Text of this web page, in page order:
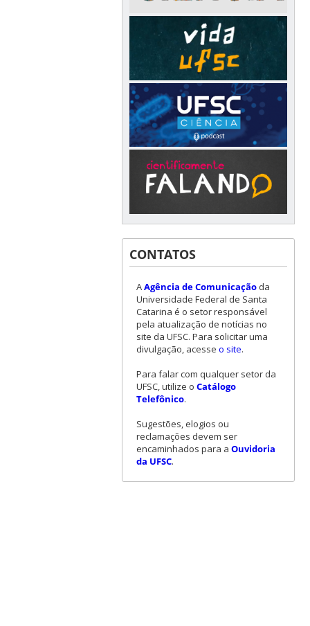
CONTATOS
AAgência de Comunicaçãoda
Universidade Federal de Santa
Catarina é o setor responsável
pela atualização de notícias no
site da UFSC. Para solicitar uma
divulgação, acesse o site.
Para falar com qualquer setor da
UFSC, utilize o Catálogo
Telefônico.
Sugestões, elogios ou
reclamações devem ser
encaminhados para a Ouvidoria
da UFSC.